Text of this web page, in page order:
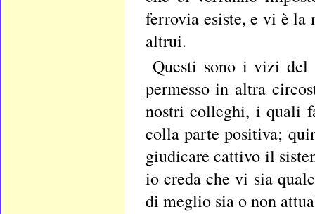
ferrovia esiste, e vi è la
altrui.
Questi sono i vizi del
permesso in altra
nostri colleghi, i quali
colla parte positiva;
giudicare cattivo il
io creda che vi sia
di meglio sia o non